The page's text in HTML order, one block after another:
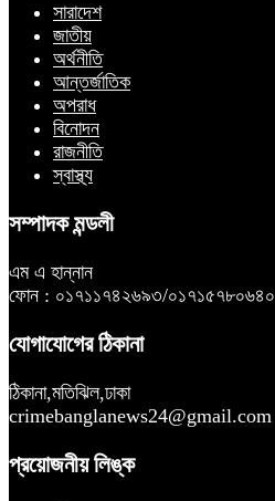
সারাদেশ
জাতীয়
অর্থনীতি
আন্তর্জাতিক
অপরাধ
বিনোদন
রাজনীতি
স্বাস্থ্য
সম্পাদক মন্ডলী
এম এ হান্নান
ফোন : ০১৭১১৭৪২৬৯৩/০১৭১৫৭৮০৬৪০
যোগাযোগের ঠিকানা
ঠিকানা,মতিঝিল,ঢাকা
crimebanglanews24@gmail.com
প্রয়োজনীয় লিঙ্ক